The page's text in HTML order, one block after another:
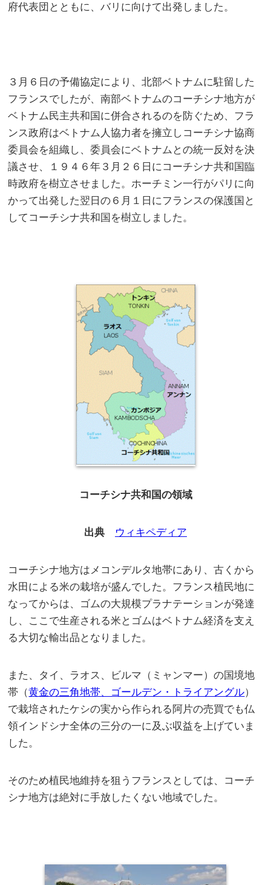
府代表団とともに、バリに向けて出発しました。
３月６日の予備協定により、北部ベトナムに駐留した
フランスでしたが、南部ベトナムのコーチシナ地方が
ベトナム民主共和国に併合されるのを防ぐため、フラ
ンス政府はベトナム人協力者を擁立しコーチシナ協商
委員会を組織し、委員会にベトナムとの統一反対を決
議させ、１９４６年３月２６日にコーチシナ共和国臨
時政府を樹立させました。ホーチミン一行がパリに向
かって出発した翌日の６月１日にフランスの保護国と
してコーチシナ共和国を樹立しました。
コーチシナ共和国の領域
出典 ウィキペディア
コーチシナ地方はメコンデルタ地帯にあり、古くから
水田による米の栽培が盛んでした。フランス植民地に
なってからは、ゴムの大規模プラナテーションが発達
し、ここで生産される米とゴムはベトナム経済を支え
る大切な輸出品となりました。
また、タイ、ラオス、ビルマ（ミャンマー）の国境地
帯（黄金の三角地帯、ゴールデン・トライアングル）
で栽培されたケシの実から作られる阿片の売買でも仏
領インドシナ全体の三分の一に及ぶ収益を上げていま
した。
そのため植民地維持を狙うフランスとしては、コーチ
シナ地方は絶対に手放したくない地域でした。